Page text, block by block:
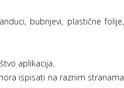
bubnjevi, plastične folije,
aplikacija.
ispisati na raznim stranama